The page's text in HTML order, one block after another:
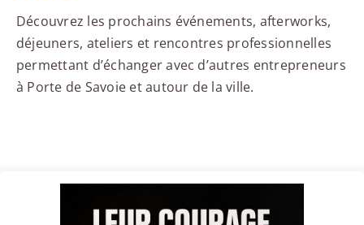
Découvrez les prochains événements, afterworks,
déjeuners, ateliers et rencontres professionnelles
permettant d’échanger avec d’autres entrepreneurs
à Porte de Savoie et autour de la ville.